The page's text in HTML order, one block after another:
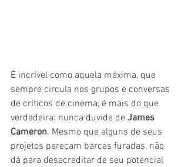
É incrível como aquela máxima, que
sempre circula nos grupos e conversas
de críticos de cinema, é mais do que
verdadeira: nunca duvide de James
Cameron. Mesmo que alguns de seus
projetos pareçam barcas furadas, não
dá para desacreditar de seu potencial